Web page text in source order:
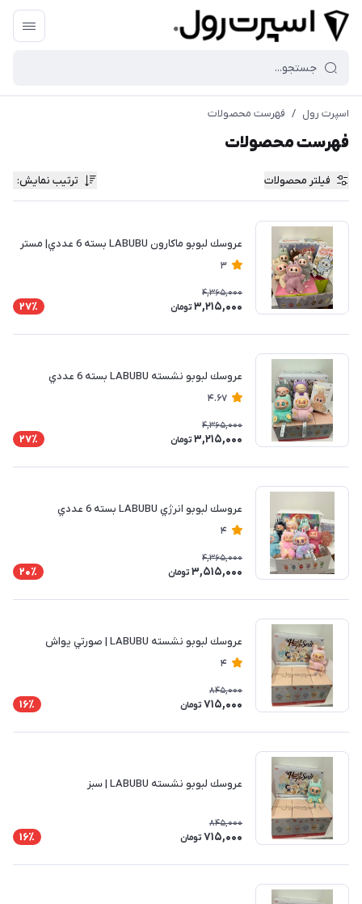
اسپرت رول / فهرست محصولات
فهرست محصولات
فیلتر محصولات ترتیب نمایش:
عروسك لبوبو ماكارون LABUBU بسته 6 عددي| مستر
3
4,365,000
3,215,000 تومان 27٪
عروسك لبوبو نشسته LABUBU بسته 6 عددي
4.67
4,365,000
3,215,000 تومان 27٪
عروسك لبوبو انرژي LABUBU بسته 6 عددي
4
4,365,000
3,515,000 تومان 20٪
عروسك لبوبو نشسته LABUBU | صورتي يواش
4
845,000
715,000 تومان 16٪
عروسك لبوبو نشسته LABUBU | سبز
845,000
715,000 تومان 16٪